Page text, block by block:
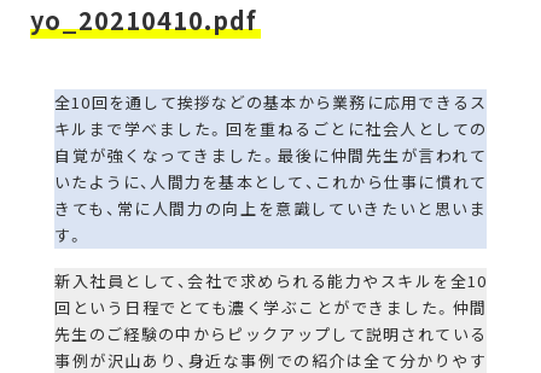
yo_20210410.pdf
全10回を通して挨拶などの基本から業務に応用できるス
キルまで学べました。回を重ねるごとに社会人としての
自覚が強くなってきました。最後に仲間先生が言われて
いたように、人間力を基本として、これから仕事に慣れて
きても、常に人間力の向上を意識していきたいと思いま
す。
新入社員として、会社で求められる能力やスキルを全10
回という日程でとても濃く学ぶことができました。仲間
先生のご経験の中からピックアップして説明されている
事例が沢山あり、身近な事例での紹介は全て分かりやす